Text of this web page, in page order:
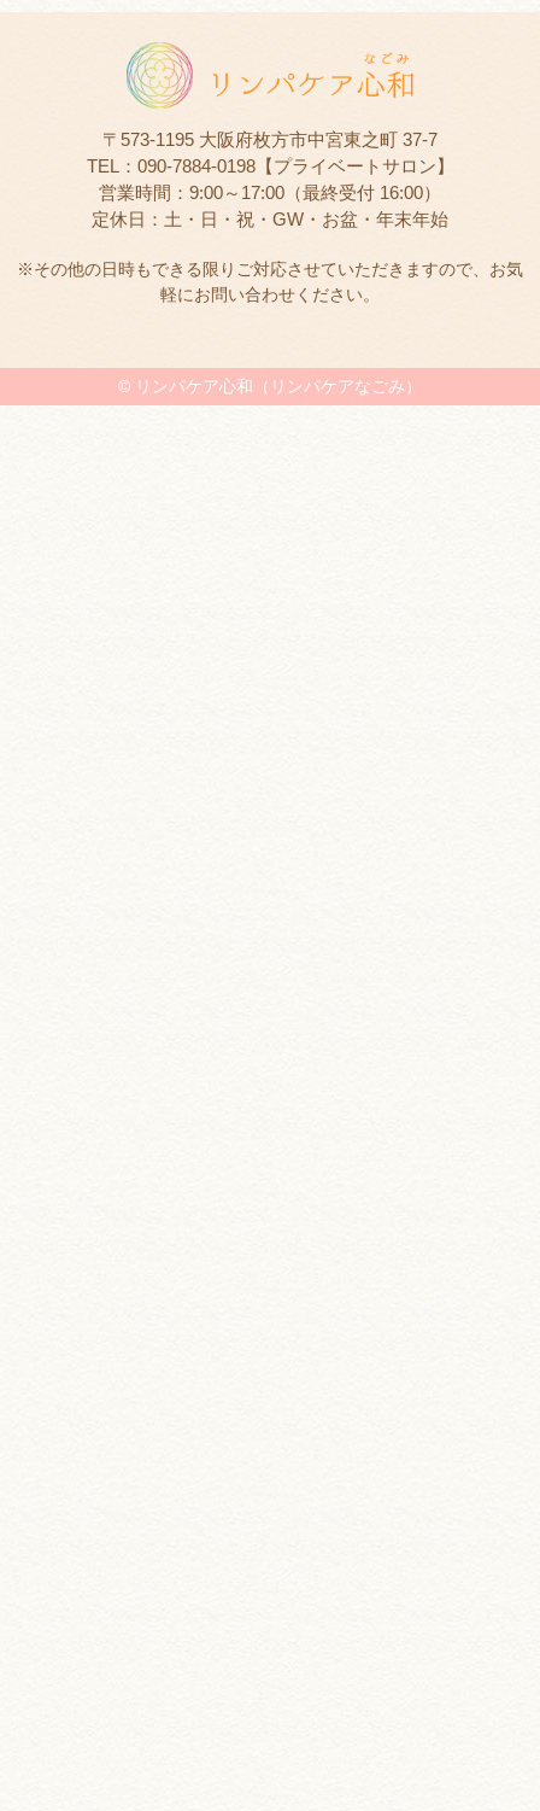
〒573-1195 大阪府枚方市中宮東之町 37-7
TEL：090-7884-0198【プライベートサロン】
営業時間：9:00～17:00（最終受付 16:00）
定休日：土・日・祝・GW・お盆・年末年始
※その他の日時もできる限りご対応させていただきますので、お気
軽にお問い合わせください。
© リンパケア心和（リンパケアなごみ）